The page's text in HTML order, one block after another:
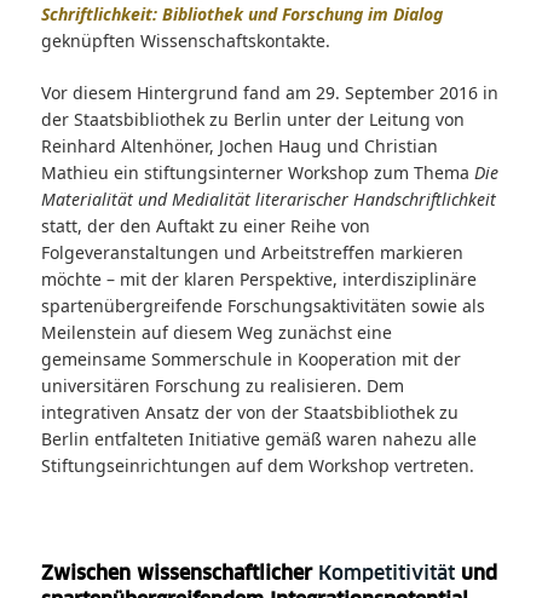
Schriftlichkeit: Bibliothek und Forschung im Dialog
geknüpften Wissenschaftskontakte.
Vor diesem Hintergrund fand am 29. September 2016 in
der Staatsbibliothek zu Berlin unter der Leitung von
Reinhard Altenhöner, Jochen Haug und Christian
Mathieu ein stiftungsinterner Workshop zum Thema Die
Materialität und Medialität literarischer Handschriftlichkeit
statt, der den Auftakt zu einer Reihe von
Folgeveranstaltungen und Arbeitstreffen markieren
möchte – mit der klaren Perspektive, interdisziplinäre
spartenübergreifende Forschungsaktivitäten sowie als
Meilenstein auf diesem Weg zunächst eine
gemeinsame Sommerschule in Kooperation mit der
universitären Forschung zu realisieren. Dem
integrativen Ansatz der von der Staatsbibliothek zu
Berlin entfalteten Initiative gemäß waren nahezu alle
Stiftungseinrichtungen auf dem Workshop vertreten.
Zwischen wissenschaftlicher Kompetitivität und